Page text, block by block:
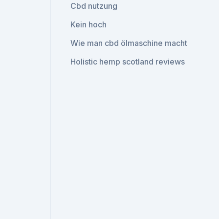
Cbd nutzung
Kein hoch
Wie man cbd ölmaschine macht
Holistic hemp scotland reviews